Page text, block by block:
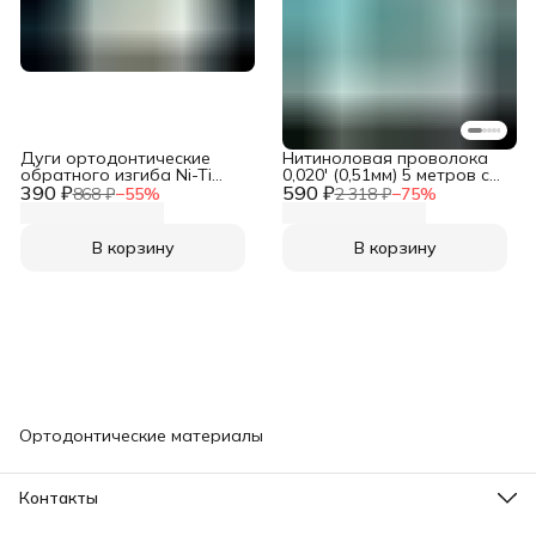
390 ₽868 ₽−55%
Дуги ортодонтические
обратного изгиба Ni-Ti
верхние прямоугольные
Upper для брекетов
В корзину
590 ₽2 318 ₽−75%
Нитиноловая проволока
0,020' (0,51мм) 5 метров с
памятью формы прямая
ортониксии, брекетов и
В корзину
Ортодонтические материалы
Контакты